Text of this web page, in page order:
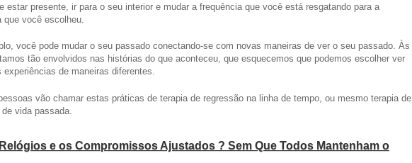
estar presente, ir para o seu interior e mudar a frequência que você está resgatando para a
que você escolheu.
você pode mudar o seu passado conectando-se com novas maneiras de ver o seu passado. Às
tão envolvidos nas histórias do que aconteceu, que esquecemos que podemos escolher ver
experiências de maneiras diferentes.
vão chamar estas práticas de terapia de regressão na linha de tempo, ou mesmo terapia de
vida passada.
e os Compromissos Ajustados ? Sem Que Todos Mantenham o